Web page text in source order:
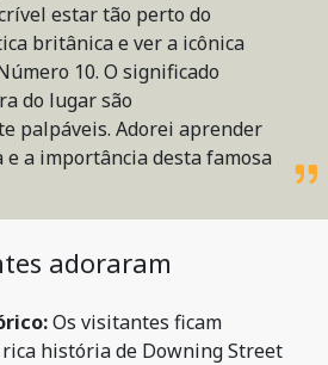
estar tão perto do
britânica e ver a icônica
10. O significado
do lugar são
palpáveis. Adorei aprender
a importância desta famosa
adoraram
Os visitantes ficam
rica história de Downing Street